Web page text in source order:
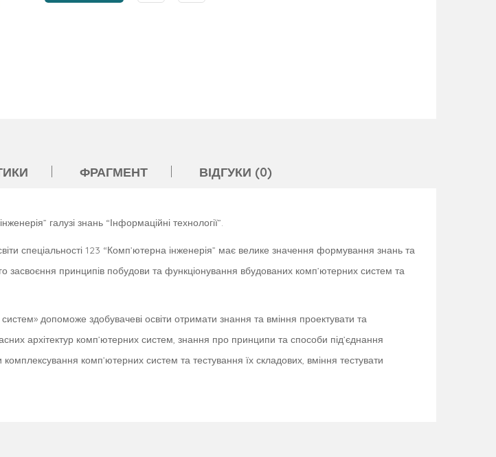
ФРАГМЕНТ ВІДГУКИ (0)
галузі знань “Інформаційні технології”.
спеціальності 123 “Комп’ютерна інженерія” має велике значення формування знань та
засвоєння принципів побудови та функціонування вбудованих комп’ютерних систем та
допоможе здобувачеві освіти отримати знання та вміння проектувати та
архітектур комп’ютерних систем, знання про принципи та способи під’єднання
комп’ютерних систем та тестування їх складових, вміння тестувати